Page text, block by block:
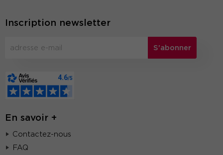
Inscription newsletter
S'abonner
En savoir +
Contactez-nous
FAQ